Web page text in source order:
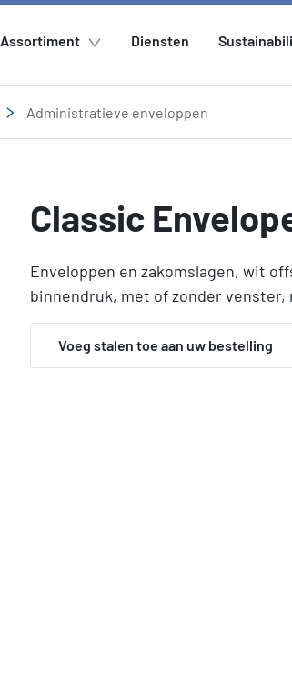
Assortiment Diensten
Administratieve enveloppen
Classic
Enveloppen en zakomslagen, wit
binnendruk, met of zonder
Voeg stalen toe aan uw bestelling